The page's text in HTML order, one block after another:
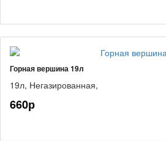
Горная вершина 19л
19л, Негазированная,
660р